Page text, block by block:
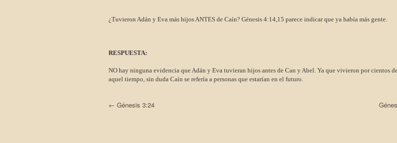
¿Tuvieron Adán y Eva más hijos ANTES de Caín? Génesis 4:14,15 parece indicar que ya había más gente.
RESPUESTA:
NO hay ninguna evidencia que Adán y Eva tuvieran hijos antes de Can y Abel. Ya que vivieron por cientos
aquel tiempo, sin duda Caín se refería a personas que estarían en el futuro.
← Génesis 3:24